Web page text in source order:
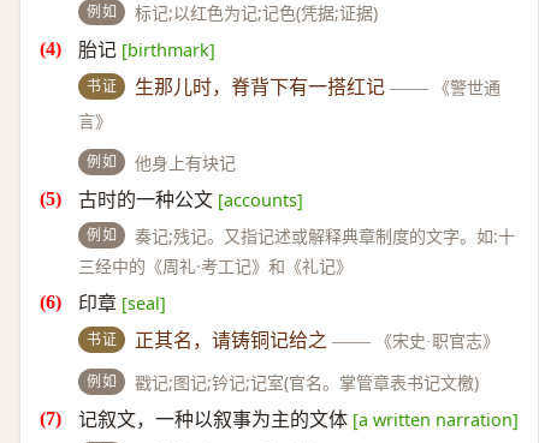
例如 标记;以红色为记;记色(凭据;证据)
胎记 [birthmark]
书证 生那儿时，脊背下有一搭红记 ——
《警世通
言》
例如 他身上有块记
古时的一种公文 [accounts]
例如
奏记;残记。又指记述或解释典章制度的文字。如:十
三经中的《周礼·考工记》和《礼记》
印章 [seal]
书证 正其名，请铸铜记给之 —— 《宋史·职官志》
例如 戳记;图记;钤记;记室(官名。掌管章表书记文檄)
记叙文，一种以叙事为主的文体 [a written narration]